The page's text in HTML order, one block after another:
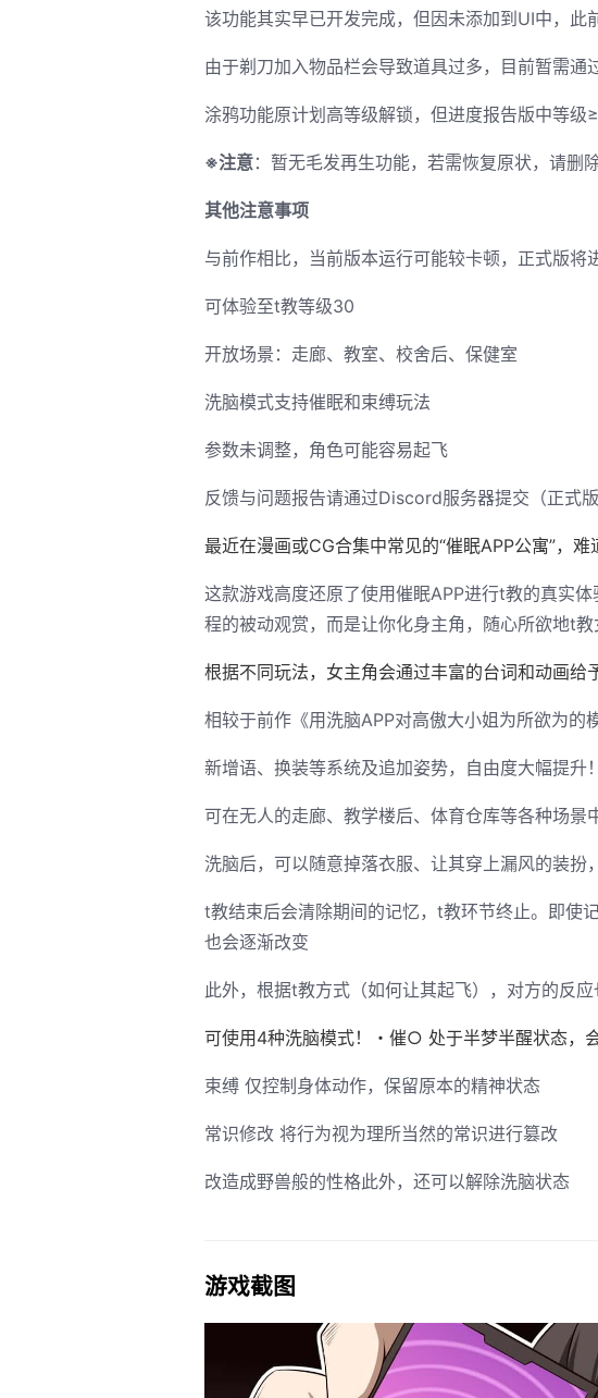
该功能其实早已开发完成，但因未添加到UI中，此
由于剃刀加入物品栏会导致道具过多，目前暂需通
涂鸦功能原计划高等级解锁，但进度报告版中等级
※注意：暂无毛发再生功能，若需恢复原状，请删
其他注意事项
与前作相比，当前版本运行可能较卡顿，正式版将
可体验至t教等级30
开放场景：走廊、教室、校舍后、保健室
洗脑模式支持催眠和束缚玩法
参数未调整，角色可能容易起飞
反馈与问题报告请通过Discord服务器提交（正式
最近在漫画或CG合集中常见的“催眠APP公寓”，
这款游戏高度还原了使用催眠APP进行t教的真实
程的被动观赏，而是让你化身主角，随心所欲地t教
根据不同玩法，女主角会通过丰富的台词和动画给
相较于前作《用洗脑APP对高傲大小姐为所欲为的
新增语、换装等系统及追加姿势，自由度大幅提升
可在无人的走廊、教学楼后、体育仓库等各种场景
洗脑后，可以随意掉落衣服、让其穿上漏风的装扮
t教结束后会清除期间的记忆，t教环节终止。即使
也会逐渐改变
此外，根据t教方式（如何让其起飞），对方的反
可使用4种洗脑模式！・催○ 处于半梦半醒状态，
束缚 仅控制身体动作，保留原本的精神状态
常识修改 将行为视为理所当然的常识进行篡改
改造成野兽般的性格此外，还可以解除洗脑状态
游戏截图